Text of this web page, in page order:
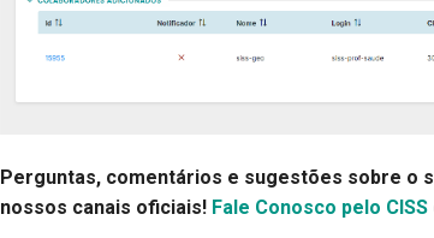
Perguntas, comentários e sugestões sobre o
nossos canais oficiais! Fale Conosco pelo CISS